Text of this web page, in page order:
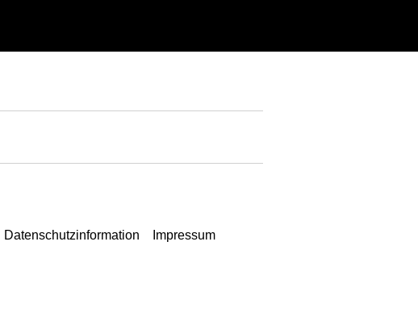
Datenschutzinformation Impressum